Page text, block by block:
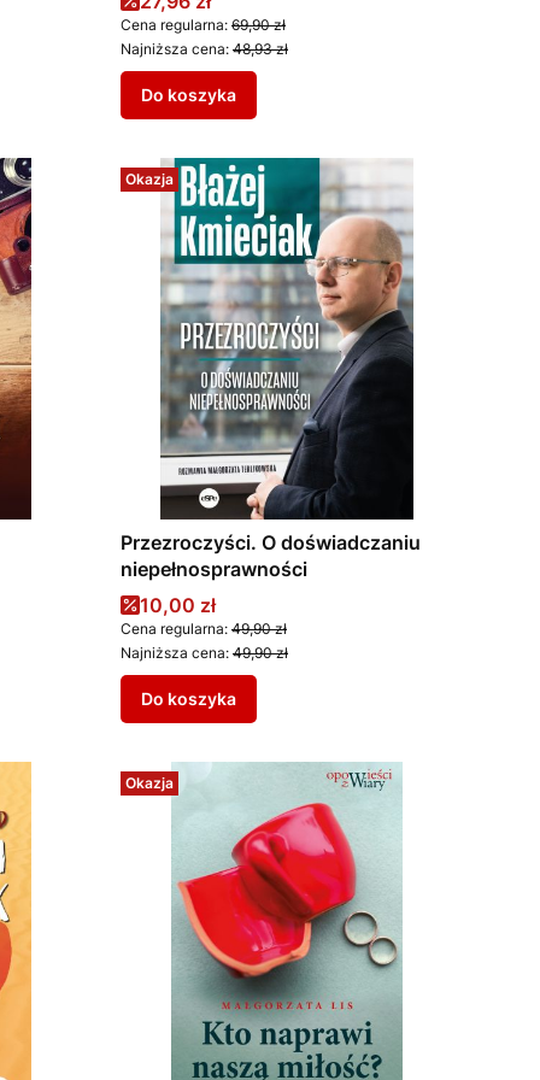
Cena regularna: 69,90 zł
Najniższa cena: 48,93 zł
Do koszyka
Okazja
Przezroczyści. O doświadczaniu
niepełnosprawności
Cena promocyjna
10,00 zł
Cena regularna: 49,90 zł
Najniższa cena: 49,90 zł
Do koszyka
Okazja